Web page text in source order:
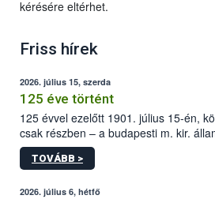
kérésére eltérhet.
Friss hírek
2026. július 15, szerda
125 éve történt
125 évvel ezelőtt 1901. július 15-én,
csak részben – a budapesti m. kir.
állomás a Kis Rókus utca 15. szám
tervezett új épületébe.
TOVÁBB >
2026. július 6, hétfő